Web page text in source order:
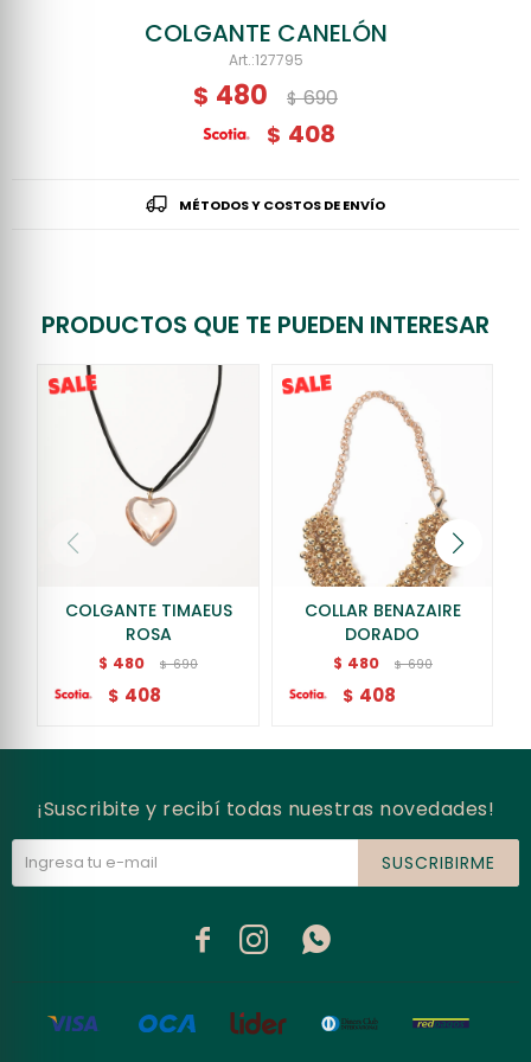
COLGANTE CANELÓN
127795
$ 480 $ 690
$ 408
MÉTODOS Y COSTOS DE ENVÍO
PRODUCTOS QUE TE PUEDEN INTERESAR
COLGANTE TIMAEUS
ROSA
$ 480 $ 690
$ 408
COLLAR BENAZAIRE
DORADO
$ 480 $ 690
$ 408
¡Suscribite y recibí todas nuestras novedades!
SUSCRIBIRME
  